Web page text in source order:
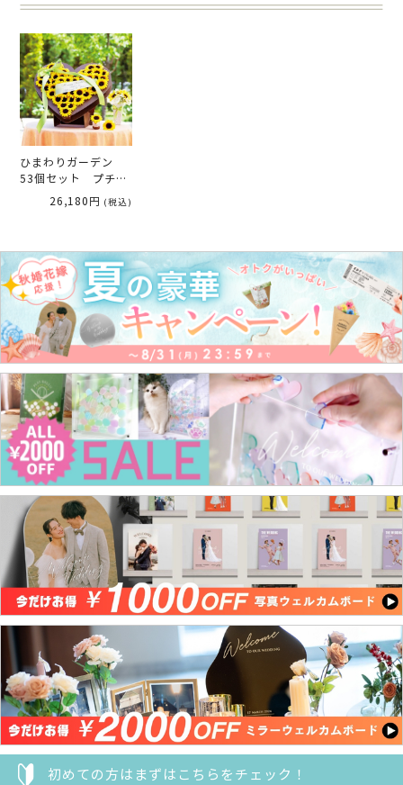
ひまわりガーデン
53個セット プチギ
フト【別配送B】
26,180円 (税込)
初めての方はまずはこちらをチェック！